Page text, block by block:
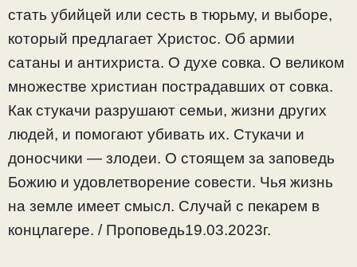
стать убийцей или сесть в тюрьму, и выборе,
который предлагает Христос. Об армии
сатаны и антихриста. О духе совка. О великом
множестве христиан пострадавших от совка.
Как стукачи разрушают семьи, жизни других
людей, и помогают убивать их. Стукачи и
доносчики — злодеи. О стоящем за заповедь
Божию и удовлетворение совести. Чья жизнь
на земле имеет смысл. Случай с пекарем в
концлагере. / Проповедь19.03.2023г.